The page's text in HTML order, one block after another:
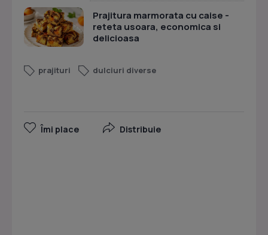
Prajitura marmorata cu caise -
reteta usoara, economica si
delicioasa
prajituri dulciuri diverse
Îmi place Distribuie